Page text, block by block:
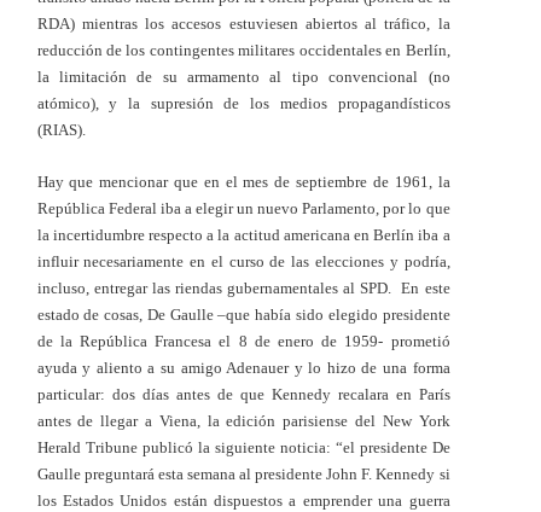
RDA) mientras los accesos estuviesen abiertos al tráfico, la
reducción de los contingentes militares occidentales en Berlín,
la limitación de su armamento al tipo convencional (no
atómico), y la supresión de los medios propagandísticos
(RIAS).
Hay que mencionar que en el mes de septiembre de 1961, la
República Federal iba a elegir un nuevo Parlamento, por lo que
la incertidumbre respecto a la actitud americana en Berlín iba a
influir necesariamente en el curso de las elecciones y podría,
incluso, entregar las riendas gubernamentales al SPD. En este
estado de cosas, De Gaulle –que había sido elegido presidente
de la República Francesa el 8 de enero de 1959- prometió
ayuda y aliento a su amigo Adenauer y lo hizo de una forma
particular: dos días antes de que Kennedy recalara en París
antes de llegar a Viena, la edición parisiense del New York
Herald Tribune publicó la siguiente noticia: “el presidente De
Gaulle preguntará esta semana al presidente John F. Kennedy si
los Estados Unidos están dispuestos a emprender una guerra